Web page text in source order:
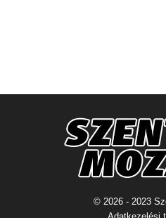
© 2026 - 2023